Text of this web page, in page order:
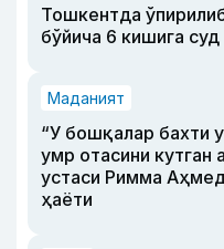
Тошкентда
бўйича 6 кишига
Маданият
“У бошқалар бахти
умр отасини кутган
устаси Римма
ҳаёти